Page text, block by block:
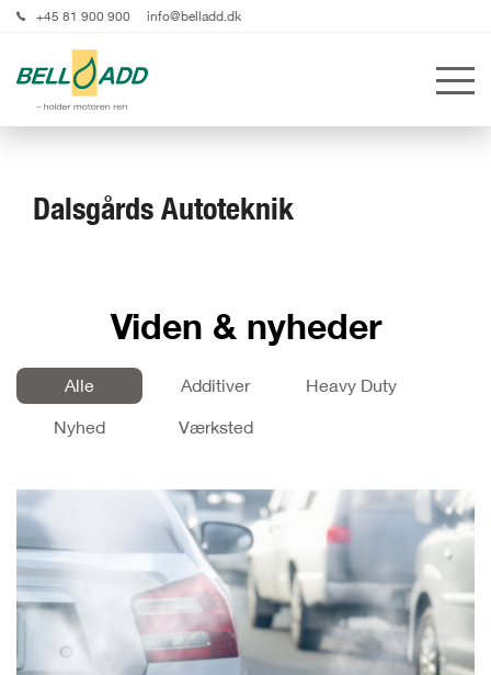
+45 81 900 900 info@belladd.dk
Dalsgårds Autoteknik
Viden & nyheder
Alle Additiver
Heavy Duty
Nyhed
Værksted